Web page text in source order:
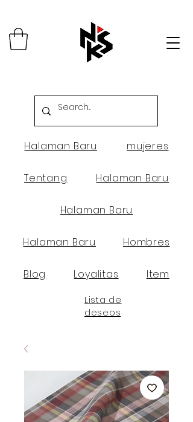
Halaman Baru mujeres
Tentang Halaman Baru
Halaman Baru
Halaman Baru Hombres
Blog Loyalitas Item
Lista de
deseos